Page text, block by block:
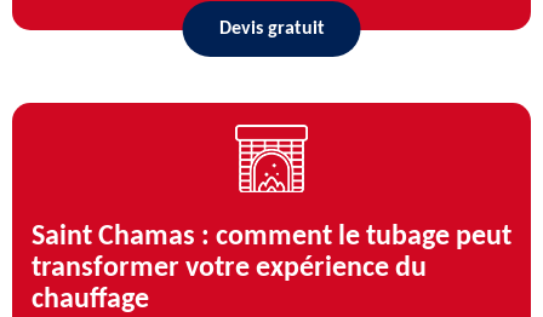
Devis gratuit
Saint Chamas : comment le tubage peut
transformer votre expérience du
chauffage